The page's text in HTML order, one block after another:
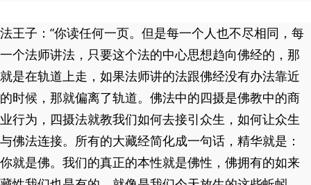
法王子：“你读任何一页。但是每一个人也不尽相同，每
一个法师讲法，只要这个法的中心思想趋向佛经的，那
就是在轨道上走，如果法师讲的法跟佛经没有办法靠近
的时候，那就偏离了轨道。佛法中的四摄是佛教中的商
业行为，四摄法就教我们如何去接引众生，如何让众生
与佛法连接。所有的大藏经简化成一句话，精华就是：
你就是佛。我们的真正的本性就是佛性，佛拥有的如来